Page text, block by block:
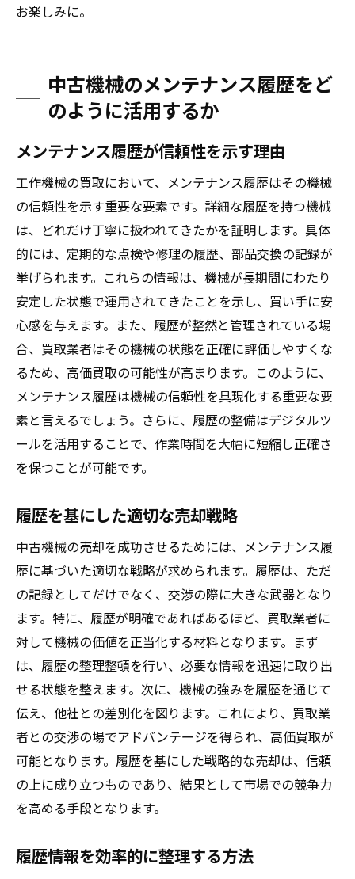
お楽しみに。
中古機械のメンテナンス履歴をど
のように活用するか
メンテナンス履歴が信頼性を示す理由
工作機械の買取において、メンテナンス履歴はその機械
の信頼性を示す重要な要素です。詳細な履歴を持つ機械
は、どれだけ丁寧に扱われてきたかを証明します。具体
的には、定期的な点検や修理の履歴、部品交換の記録が
挙げられます。これらの情報は、機械が長期間にわたり
安定した状態で運用されてきたことを示し、買い手に安
心感を与えます。また、履歴が整然と管理されている場
合、買取業者はその機械の状態を正確に評価しやすくな
るため、高価買取の可能性が高まります。このように、
メンテナンス履歴は機械の信頼性を具現化する重要な要
素と言えるでしょう。さらに、履歴の整備はデジタルツ
ールを活用することで、作業時間を大幅に短縮し正確さ
を保つことが可能です。
履歴を基にした適切な売却戦略
中古機械の売却を成功させるためには、メンテナンス履
歴に基づいた適切な戦略が求められます。履歴は、ただ
の記録としてだけでなく、交渉の際に大きな武器となり
ます。特に、履歴が明確であればあるほど、買取業者に
対して機械の価値を正当化する材料となります。まず
は、履歴の整理整頓を行い、必要な情報を迅速に取り出
せる状態を整えます。次に、機械の強みを履歴を通じて
伝え、他社との差別化を図ります。これにより、買取業
者との交渉の場でアドバンテージを得られ、高価買取が
可能となります。履歴を基にした戦略的な売却は、信頼
の上に成り立つものであり、結果として市場での競争力
を高める手段となります。
履歴情報を効率的に整理する方法